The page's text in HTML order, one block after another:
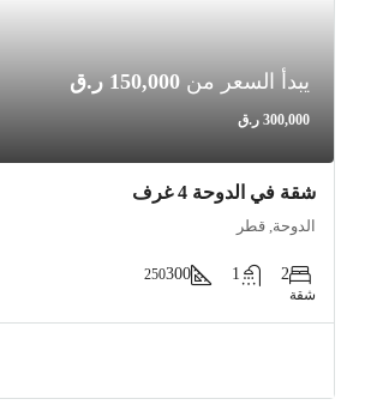
يبدأ السعر من 150,000 ر.ق
300,000 ر.ق
شقة في الدوحة 4 غرف
الدوحة, قطر
2
1
300
250
شقة